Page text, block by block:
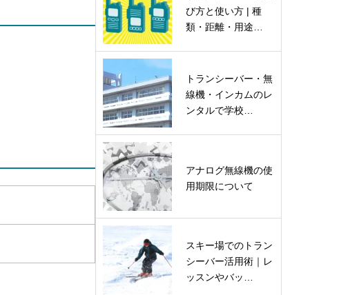
び方と使い方 | 種
類・距離・用途…
トランシーバー・無
線機・インカムのレ
ンタルで学校…
アナログ無線機の使
用期限について
スキー場でのトラン
シーバー活用術｜レ
ッスンやバッ…